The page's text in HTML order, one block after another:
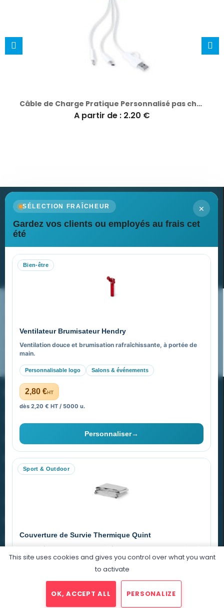
Câble de Charge Pratique Personnalisé pas cher - Brestin
A partir de : 2.20 €
×
SÉLECTION FRAÎCHEUR
Gardez vos clients ou employés au frais cet
été
Bien-être
Ventilateur Brumisateur Hendry
Ventilation douce et brumisation rafraîchissante, à portée de
main.
Personnalisable logo Salons & événements
2,80 €HT
dès 2,20 € HT / 5000 u.
Personnaliser→
Sport & Outdoor
Couverture de Survie Thermique Quint
Imperméable et coupe-vent, idéale pour le sport et le plein air.
Newsletter
Recevez nos dernières nouvelles et nos offres spéciales
Nos expertises & accompagnement global
FAQ sur Promenoch Goodies Pub France
Pourquoi ça a marché à 100% pour moi ?
PROMENOCH GOODIES
40 rue Madeleine Michelis
92 200 Neuilly
NOTRE SOCIÉTÉ
This site uses cookies and gives you control over what you want
to activate
OK, ACCEPT ALL PERSONALIZE